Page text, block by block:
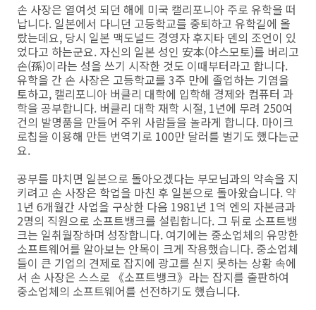
손 사장은 열여섯 되던 해에 미국 캘리포니아 주로 유학을 떠
납니다. 일본에서 다니던 고등학교를 중퇴하고 유학길에 올
랐는데요, 당시 일본 맥도널드 경영자 후지타 덴의 조언이 있
었다고 하는군요. 자신의 일본 성인 安本(야스모토)를 버리고
손(孫)이라는 성을 쓰기 시작한 것도 이때부터라고 합니다.
유학을 간 손 사장은 고등학교를 3주 만에 졸업하는 기염을
토하고, 캘리포니아 버클리 대학에 입학해 경제와 컴퓨터 과
학을 공부합니다. 버클리 대학 재학 시절, 1년에 무려 250여
건의 발명품을 만들어 주위 사람들을 놀라게 합니다. 마이크
로칩을 이용해 만든 번역기로 100만 달러를 벌기도 했다는군
요.
공부를 마치면 일본으로 돌아오겠다는 부모님과의 약속을 지
키려고 손 사장은 학업을 마친 후 일본으로 돌아왔습니다. 약
1년 6개월간 사업을 구상한 다음 1981년 1억 엔의 자본금과
2명의 직원으로 소프트뱅크를 설립합니다. 그 뒤로 소프트뱅
크는 일취월장하며 성장합니다. 여기에는 중소업체의 유망한
소프트웨어를 알아보는 안목이 크게 작용했습니다. 중소업체
들이 큰 기업의 견제로 잡지에 광고를 싣지 못하는 상황 속에
서 손 사장은 스스로 《소프트뱅크》라는 잡지를 출판하여
중소업체의 소프트웨어를 선전하기도 했습니다.